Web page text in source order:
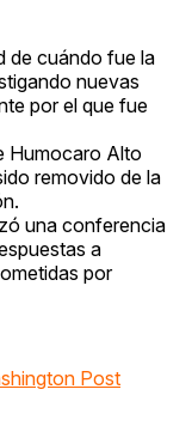
de cuándo fue la
nuevas
por el que fue
Humocaro Alto
removido de la
una conferencia
a
por
Post